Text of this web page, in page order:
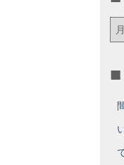
月
別
カ
ブ